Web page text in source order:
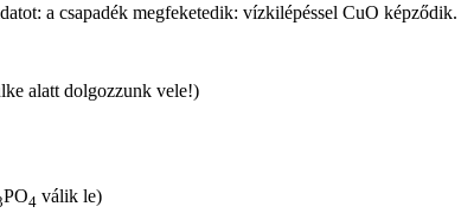
a csapadék megfeketedik: vízkilépéssel CuO képződik.
alatt dolgozzunk vele!)
PO4 válik le)